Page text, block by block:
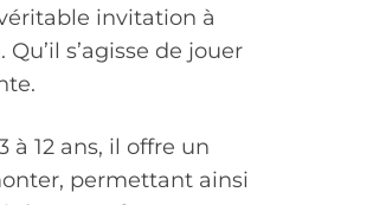
invitation à
s’agisse de jouer
à 12 ans, il offre un
permettant ainsi